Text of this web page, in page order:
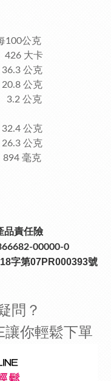
克
大卡
公克
公克
公克
公克
公克
毫克
品責任險
00000-0
字第07PR000393號
問？
讓你輕鬆下單